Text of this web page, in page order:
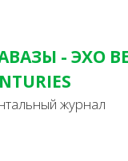
- ЭХО
журнал